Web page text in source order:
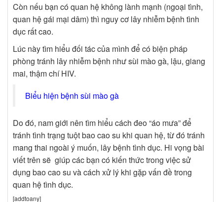
Còn nếu bạn có quan hệ không lành mạnh (ngoại tình,
quan hệ gái mại dâm) thì nguy cơ lây nhiễm bệnh tình
dục rất cao.
Lúc này tìm hiểu đối tác của mình để có biện pháp
phòng tránh lây nhiễm bệnh như sùi mào gà, lậu, giang
mai, thậm chí HIV.
Biểu hiện bệnh sùi mào gà
Do đó, nam giới nên tìm hiểu cách đeo “áo mưa” để
tránh tình trạng tuột bao cao su khi quan hệ, từ đó tránh
mang thai ngoài ý muốn, lây bệnh tình dục. Hi vọng bài
viết trên sẽ giúp các bạn có kiến thức trong việc sử
dụng bao cao su và cách xử lý khi gặp vấn đề trong
quan hệ tình dục.
[addtoany]